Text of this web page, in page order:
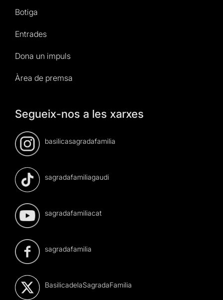
Botiga
Entrades
Dona un impuls
Àrea de premsa
Segueix-nos a les xarxes
basilicasagradafamilia
sagradafamiliagaudi
sagradafamiliacat
sagradafamilia
BasilicadelaSagradaFamilia